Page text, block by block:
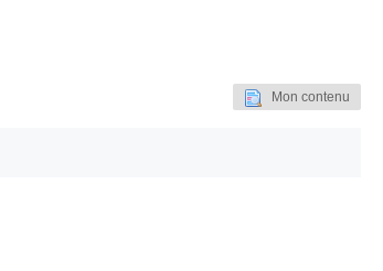
Mon contenu